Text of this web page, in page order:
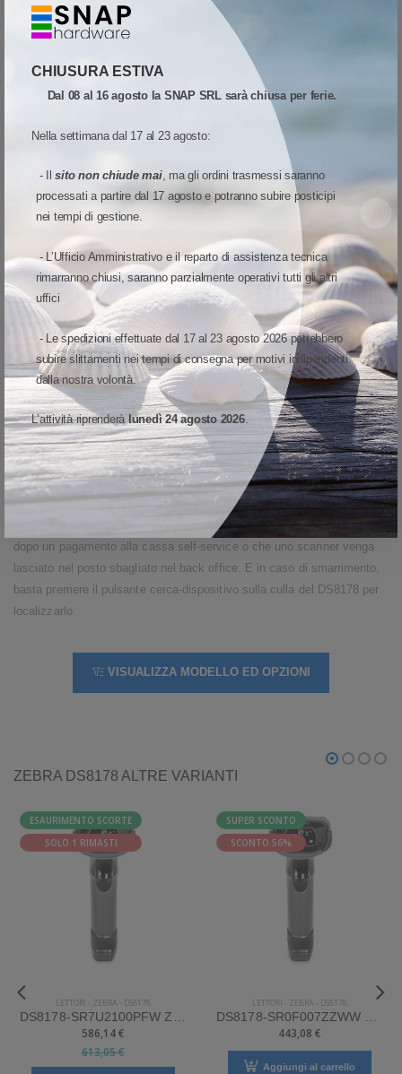
CHIUSURA ESTIVA
Dal 08 al 16 agosto la SNAP SRL sarà chiusa per ferie.
Nella settimana dal 17 al 23 agosto:
- Ilsito non chiude mai, ma gli ordini trasmessi saranno
processati a partire dal 17 agosto e potranno subire posticipi
nei tempi di gestione.
- L’Ufficio Amministrativo e il reparto di assistenza tecnica
rimarranno chiusi, saranno parzialmente operativi tutti gli altri
uffici
- Le spedizioni effettuate dal 17 al 23 agosto 2026 potrebbero
subire slittamenti nei tempi di consegna per motivi indipendenti
dalla nostra volontà.
L’attività riprenderàlunedì 24 agosto 2026.
massimo afflusso della clientela, può leggere facilmente gli articoli
presenti nel carrello del cliente, senza mai lasciare la propria
Opzioni di alimentazione intercambiabili
Per fornire energia ai vostri dispositivi avete a disposizione due opzioni
di alimentazione intercambiabili: una batteria PowerPrecision+ un o
condensatore PowerCap™. Potete sostituire le opzioni di
alimentazione in qualunque momento su tutti i modelli, direttamente sul
posto – nessuna necessità di acquistare dispositivi separati con e
senza batteria. E la gestione delle fonti di alimentazione è
semplicissima. Sia la batteria PowerPrecision+ che il condensatore
PowerCap riportano il modello e numero di serie del dispositivo con cui
vengono utilizzati, in modo che possiate sempre sapere quale opzione
di alimentazione è installata su ciascuno scanner. Possibilità di vedere
con una sola occhiata se la batteria PowerPrecision+ o il condensatore
PowerCap sono sufficientemente carichi all'inizio di un turno.
Strumenti anti-smarrimento per evitare le
interruzioni operative
Con il sistema Virtual Tether di Zebra, la culla e lo scanner avvisano il
personale quando un dispositivo risulta fuori portata o è rimasto
scollegato dalla culla per un periodo prolungato. Così eviterete che uno
scanner cordless finisca inavvertitamente nel carrello di un cliente
dopo un pagamento alla cassa self-service o che uno scanner venga
lasciato nel posto sbagliato nel back office. E in caso di smarrimento,
basta premere il pulsante cerca-dispositivo sulla culla del DS8178 per
localizzarlo.
VISUALIZZA MODELLO ED OPZIONI
ZEBRA DS8178 ALTRE VARIANTI
ESAURIMENTO SCORTE
SOLO 1 RIMASTI
LETTORI - ZEBRA - DS8178
586,14 €
613,05 €
SUPER SCONTO
SCONTO 56%
LETTORI - ZEBRA - DS8178
443,08 €
Aggiungi al carrello